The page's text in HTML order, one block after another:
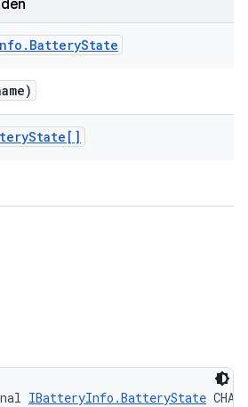
. BatteryState
State[]
IBatteryInfo.BatteryState